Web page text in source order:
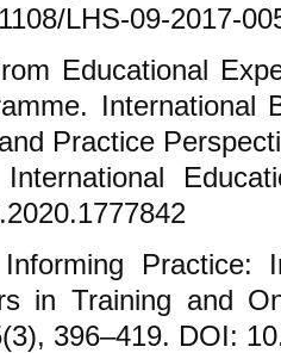
LHS-09-2017-
Educational
International
Practice
Practice:
in Training and
396–419. DOI: